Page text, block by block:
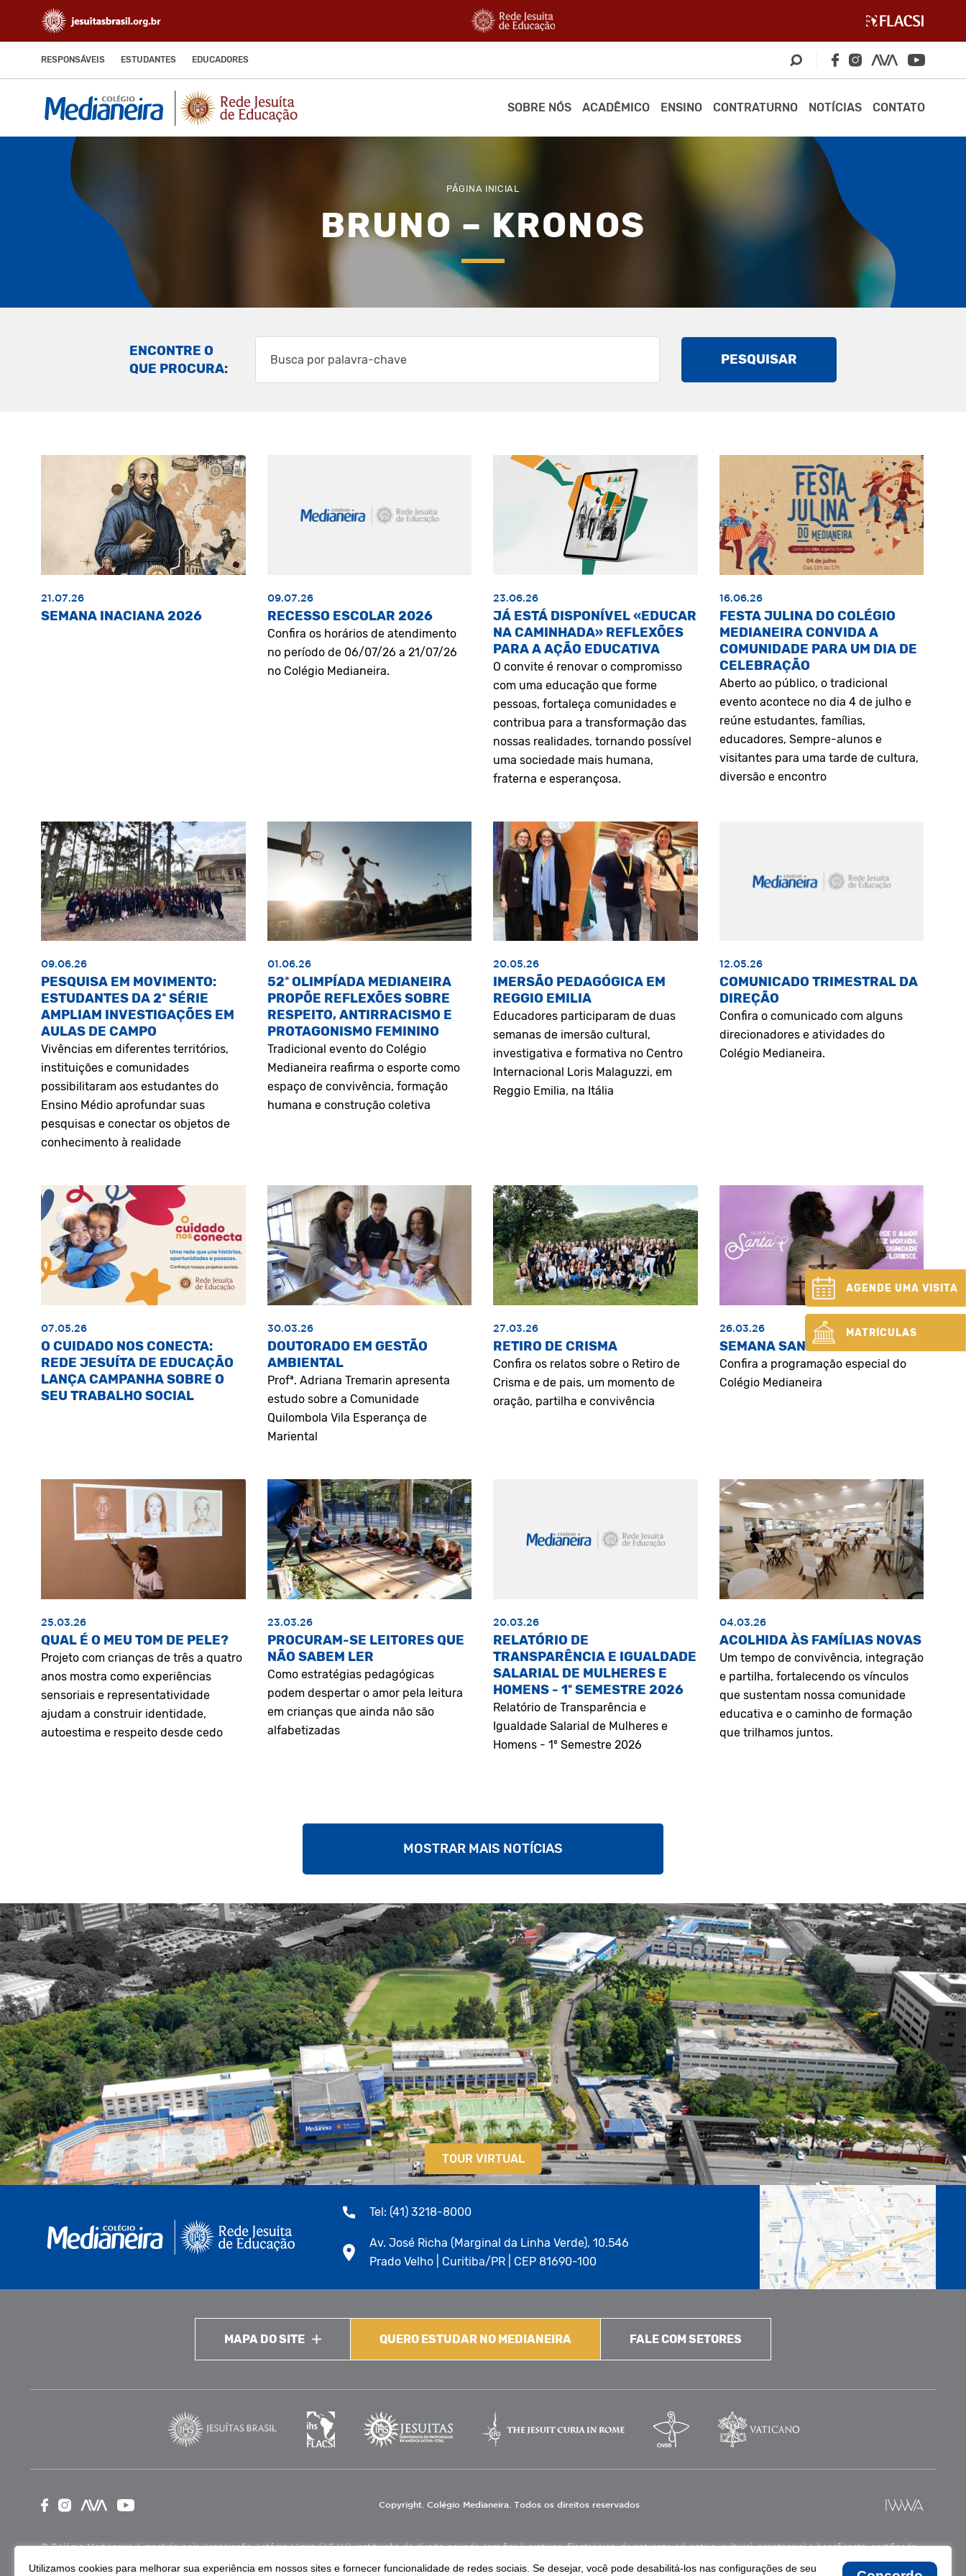
RESPONSÁVEIS ESTUDANTES EDUCADORES
SOBRE NÓS ACADÊMICO ENSINO CONTRATURNO NOTÍCIAS CONTATO
PÁGINA INICIAL
BRUNO – KRONOS
ENCONTRE O
QUE PROCURA:
PESQUISAR
21.07.26
SEMANA INACIANA 2026
09.07.26
RECESSO ESCOLAR 2026
Confira os horários de atendimento
no período de 06/07/26 a 21/07/26
no Colégio Medianeira.
23.06.26
JÁ ESTÁ DISPONÍVEL «EDUCAR
NA CAMINHADA» REFLEXÕES
PARA A AÇÃO EDUCATIVA
O convite é renovar o compromisso
com uma educação que forme
pessoas, fortaleça comunidades e
contribua para a transformação das
nossas realidades, tornando possível
uma sociedade mais humana,
fraterna e esperançosa.
16.06.26
FESTA JULINA DO COLÉGIO
MEDIANEIRA CONVIDA A
COMUNIDADE PARA UM DIA DE
CELEBRAÇÃO
Aberto ao público, o tradicional
evento acontece no dia 4 de julho e
reúne estudantes, famílias,
educadores, Sempre-alunos e
visitantes para uma tarde de cultura,
diversão e encontro
09.06.26
PESQUISA EM MOVIMENTO:
ESTUDANTES DA 2ª SÉRIE
AMPLIAM INVESTIGAÇÕES EM
AULAS DE CAMPO
Vivências em diferentes territórios,
instituições e comunidades
possibilitaram aos estudantes do
Ensino Médio aprofundar suas
pesquisas e conectar os objetos de
conhecimento à realidade
01.06.26
52ª OLIMPÍADA MEDIANEIRA
PROPÕE REFLEXÕES SOBRE
RESPEITO, ANTIRRACISMO E
PROTAGONISMO FEMININO
Tradicional evento do Colégio
Medianeira reafirma o esporte como
espaço de convivência, formação
humana e construção coletiva
20.05.26
IMERSÃO PEDAGÓGICA EM
REGGIO EMILIA
Educadores participaram de duas
semanas de imersão cultural,
investigativa e formativa no Centro
Internacional Loris Malaguzzi, em
Reggio Emilia, na Itália
12.05.26
COMUNICADO TRIMESTRAL DA
DIREÇÃO
Confira o comunicado com alguns
direcionadores e atividades do
Colégio Medianeira.
07.05.26
O CUIDADO NOS CONECTA:
REDE JESUÍTA DE EDUCAÇÃO
LANÇA CAMPANHA SOBRE O
SEU TRABALHO SOCIAL
30.03.26
DOUTORADO EM GESTÃO
AMBIENTAL
Profª. Adriana Tremarin apresenta
estudo sobre a Comunidade
Quilombola Vila Esperança de
Mariental
27.03.26
RETIRO DE CRISMA
Confira os relatos sobre o Retiro de
Crisma e de pais, um momento de
oração, partilha e convivência
26.03.26
SEMANA SANTA
Confira a programação especial do
Colégio Medianeira
25.03.26
QUAL É O MEU TOM DE PELE?
Projeto com crianças de três a quatro
anos mostra como experiências
sensoriais e representatividade
ajudam a construir identidade,
autoestima e respeito desde cedo
23.03.26
PROCURAM-SE LEITORES QUE
NÃO SABEM LER
Como estratégias pedagógicas
podem despertar o amor pela leitura
em crianças que ainda não são
alfabetizadas
20.03.26
RELATÓRIO DE
TRANSPARÊNCIA E IGUALDADE
SALARIAL DE MULHERES E
HOMENS - 1º SEMESTRE 2026
Relatório de Transparência e
Igualdade Salarial de Mulheres e
Homens - 1º Semestre 2026
04.03.26
ACOLHIDA ÀS FAMÍLIAS NOVAS
Um tempo de convivência, integração
e partilha, fortalecendo os vínculos
que sustentam nossa comunidade
educativa e o caminho de formação
que trilhamos juntos.
MOSTRAR MAIS NOTÍCIAS
AGENDE UMA VISITA
MATRÍCULAS
TOUR VIRTUAL
Tel: (41) 3218-8000
Av. José Richa (Marginal da Linha Verde), 10.546
Prado Velho | Curitiba/PR | CEP 81690-100
MAPA DO SITE QUERO ESTUDAR NO MEDIANEIRA FALE COM SETORES
Copyright. Colégio Medianeira. Todos os direitos reservados
O Colégio Medianeira é mantido pela Associação Antônio Vieira (ASAV), instituição de direito privado sem fins lucrativos, filantrópica, de natureza educativa, cultural, assistencial e beneficente, certificada
Utilizamos cookies para melhorar sua experiência em nossos sites e fornecer funcionalidade de redes sociais. Se desejar, você pode desabilitá-los nas configurações de seu